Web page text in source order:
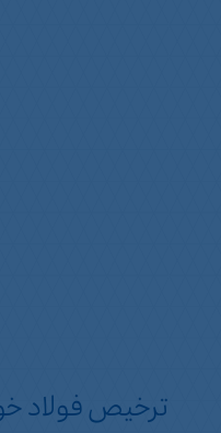
ترخیص فولاد